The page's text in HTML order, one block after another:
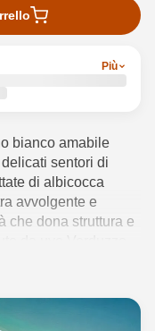
Più
bianco amabile
sentori di
di albicocca
avvolgente e
che dona struttura e
& Fiorella
prevede una
pressatura, con